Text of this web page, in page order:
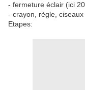
- fermeture éclair (ici
- crayon, règle, ciseaux
Etapes: